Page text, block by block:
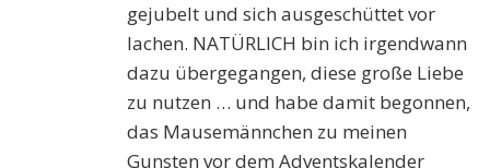
gejubelt und sich ausgeschüttet vor
lachen. NATÜRLICH bin ich irgendwann
dazu übergegangen, diese große Liebe
zu nutzen … und habe damit begonnen,
das Mausemännchen zu meinen
Gunsten vor dem Adventskalender